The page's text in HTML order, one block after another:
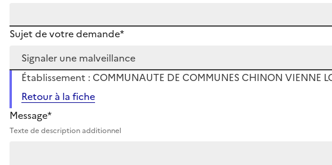
Sujet de votre demande*
Établissement : COMMUNAUTE DE COMMUNES CHINON VIENNE
Retour à la fiche
Message*
Texte de description additionnel